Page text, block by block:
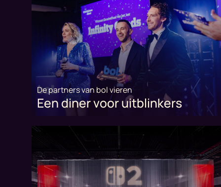
De partners van bol vieren
Een diner voor uitblinkers